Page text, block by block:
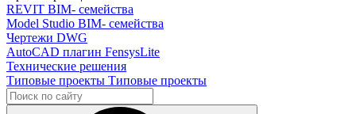
REVIT BIM- семейства
Model Studio BIM- семейства
Чертежи DWG
AutoCAD плагин FensysLite
Технические решения
Типовые проекты Типовые проекты